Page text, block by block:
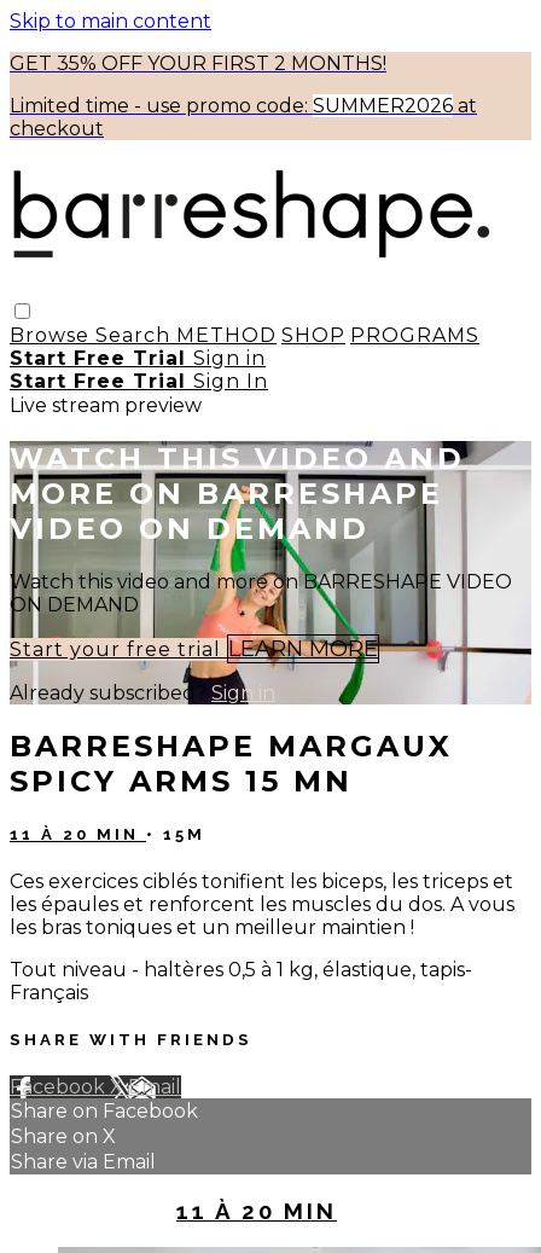
Skip to main content
GET 35% OFF YOUR FIRST 2 MONTHS!
Limited time - use promo code: SUMMER2026 at
checkout
Browse Search METHOD SHOP PROGRAMS
Start Free Trial Sign in
Start Free Trial Sign In
Live stream preview
WATCH THIS VIDEO AND
MORE ON BARRESHAPE
VIDEO ON DEMAND
Watch this video and more on BARRESHAPE VIDEO
ON DEMAND
Start your free trial LEARN MORE
Already subscribed? Sign in
BARRESHAPE MARGAUX
SPICY ARMS 15 MN
11 À 20 MIN • 15M
Ces exercices ciblés tonifient les biceps, les triceps et
les épaules et renforcent les muscles du dos. A vous
les bras toniques et un meilleur maintien !
Tout niveau - haltères 0,5 à 1 kg, élastique, tapis-
Français
SHARE WITH FRIENDS
Facebook XEmail
Share on Facebook
Share on X
Share via Email
11 À 20 MIN